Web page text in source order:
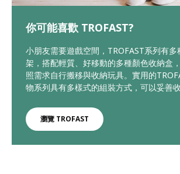
你可能喜歡 TROFAST?
小朋友需要遊戲空間，TROFAST系列有
架，搭配輕質、好移動的多種顏色收納盒
照需求自行搬移與收納玩具。實用的
物系列具有多樣式的組裝方式，可以妥善
瀏覽 TROFAST